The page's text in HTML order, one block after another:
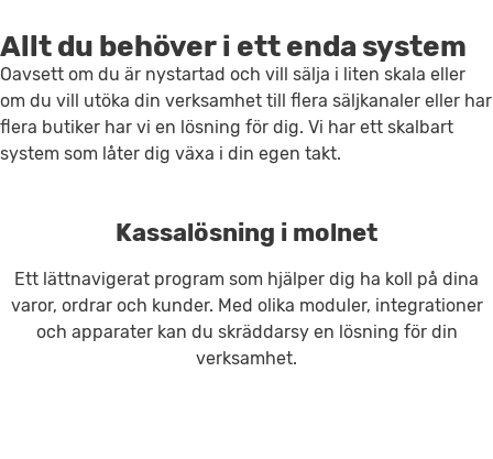
Allt du behöver i ett enda system
Oavsett om du är nystartad och vill sälja i liten skala eller
om du vill utöka din verksamhet till flera säljkanaler eller har
flera butiker har vi en lösning för dig. Vi har ett skalbart
system som låter dig växa i din egen takt.
Kassalösning i molnet
Ett lättnavigerat program som hjälper dig ha koll på dina
varor, ordrar och kunder. Med olika moduler, integrationer
och apparater kan du skräddarsy en lösning för din
verksamhet.